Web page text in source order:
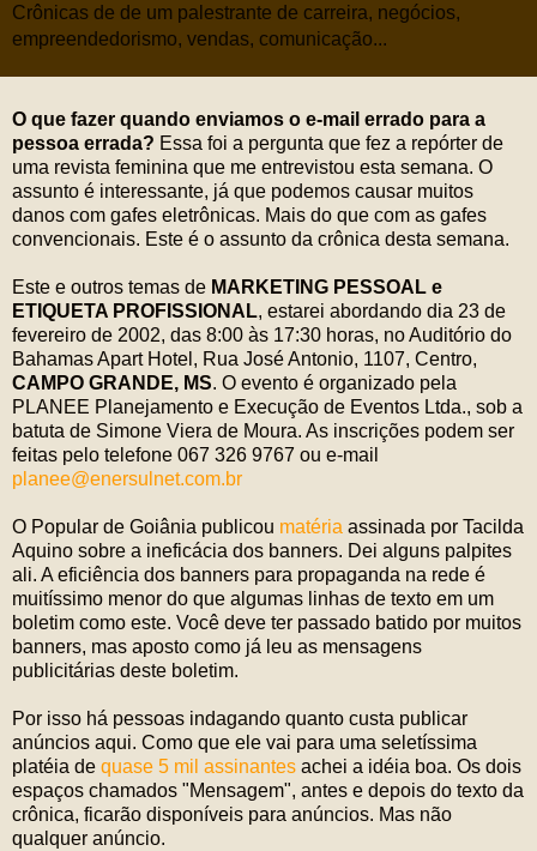
Crônicas de de um palestrante de carreira, negócios,
empreendedorismo, vendas, comunicação...
O que fazer quando enviamos o e-mail errado para a
pessoa errada? Essa foi a pergunta que fez a repórter de
uma revista feminina que me entrevistou esta semana. O
assunto é interessante, já que podemos causar muitos
danos com gafes eletrônicas. Mais do que com as gafes
convencionais. Este é o assunto da crônica desta semana.
Este e outros temas de MARKETING PESSOAL e
ETIQUETA PROFISSIONAL, estarei abordando dia 23 de
fevereiro de 2002, das 8:00 às 17:30 horas, no Auditório do
Bahamas Apart Hotel, Rua José Antonio, 1107, Centro,
CAMPO GRANDE, MS. O evento é organizado pela
PLANEE Planejamento e Execução de Eventos Ltda., sob a
batuta de Simone Viera de Moura. As inscrições podem ser
feitas pelo telefone 067 326 9767 ou e-mail
planee@enersulnet.com.br
O Popular de Goiânia publicou matéria assinada por Tacilda
Aquino sobre a ineficácia dos banners. Dei alguns palpites
ali. A eficiência dos banners para propaganda na rede é
muitíssimo menor do que algumas linhas de texto em um
boletim como este. Você deve ter passado batido por muitos
banners, mas aposto como já leu as mensagens
publicitárias deste boletim.
Por isso há pessoas indagando quanto custa publicar
anúncios aqui. Como que ele vai para uma seletíssima
platéia de quase 5 mil assinantes achei a idéia boa. Os dois
espaços chamados "Mensagem", antes e depois do texto da
crônica, ficarão disponíveis para anúncios. Mas não
qualquer anúncio.